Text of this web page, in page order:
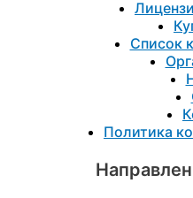
Список
Политика